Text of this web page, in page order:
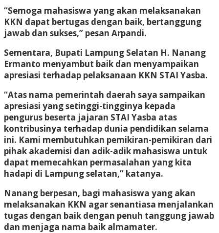
“Semoga mahasiswa yang akan melaksanakan
KKN dapat bertugas dengan baik, bertanggung
jawab dan sukses,” pesan Arpandi.
Sementara, Bupati Lampung Selatan H. Nanang
Ermanto menyambut baik dan menyampaikan
apresiasi terhadap pelaksanaan KKN STAI Yasba.
“Atas nama pemerintah daerah saya sampaikan
apresiasi yang setinggi-tingginya kepada
pengurus beserta jajaran STAI Yasba atas
kontribusinya terhadap dunia pendidikan selama
ini. Kami membutuhkan pemikiran-pemikiran dari
pihak akademisi dan adik-adik mahasiswa untuk
dapat memecahkan permasalahan yang kita
hadapi di Lampung selatan,” katanya.
Nanang berpesan, bagi mahasiswa yang akan
melaksanakan KKN agar senantiasa menjalankan
tugas dengan baik dengan penuh tanggung jawab
dan menjaga nama baik almamater.